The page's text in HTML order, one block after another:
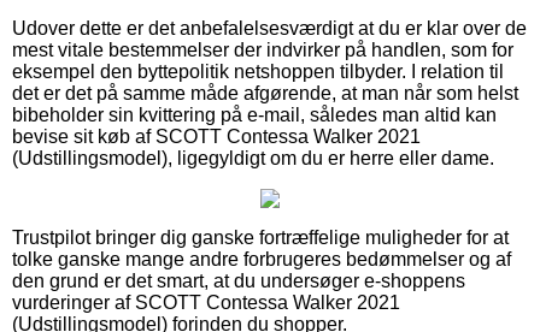
Udover dette er det anbefalelsesværdigt at du er klar over de
mest vitale bestemmelser der indvirker på handlen, som for
eksempel den byttepolitik netshoppen tilbyder. I relation til
det er det på samme måde afgørende, at man når som helst
bibeholder sin kvittering på e-mail, således man altid kan
bevise sit køb af SCOTT Contessa Walker 2021
(Udstillingsmodel), ligegyldigt om du er herre eller dame.
Trustpilot bringer dig ganske fortræffelige muligheder for at
tolke ganske mange andre forbrugeres bedømmelser og af
den grund er det smart, at du undersøger e-shoppens
vurderinger af SCOTT Contessa Walker 2021
(Udstillingsmodel) forinden du shopper.